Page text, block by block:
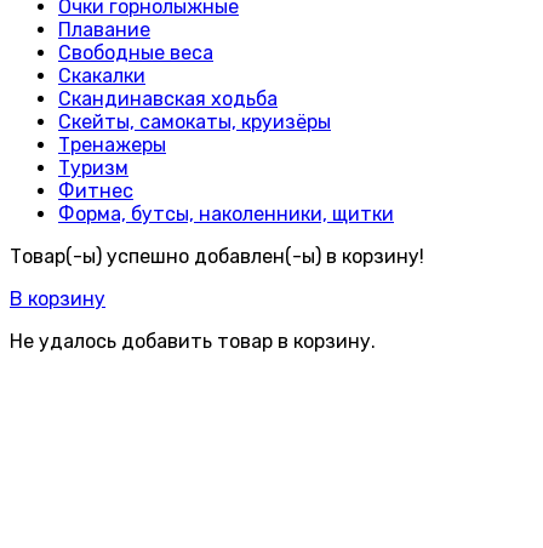
Очки горнолыжные
Плавание
Свободные веса
Скакалки
Скандинавская ходьба
Скейты, самокаты, круизёры
Тренажеры
Туризм
Фитнес
Форма, бутсы, наколенники, щитки
Товар(-ы) успешно добавлен(-ы) в корзину!
В корзину
Не удалось добавить товар в корзину.